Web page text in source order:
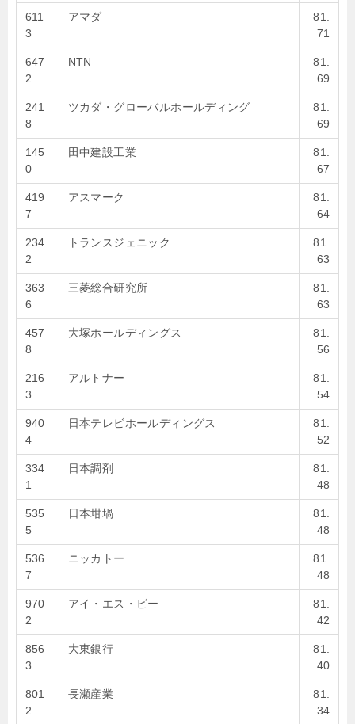
611
3
アマダ
81.
71
647
2
NTN
81.
69
241
8
ツカダ・グローバルホールディング
81.
69
145
0
田中建設工業
81.
67
419
7
アスマーク
81.
64
234
2
トランスジェニック
81.
63
363
6
三菱総合研究所
81.
63
457
8
大塚ホールディングス
81.
56
216
3
アルトナー
81.
54
940
4
日本テレビホールディングス
81.
52
334
1
日本調剤
81.
48
535
5
日本坩堝
81.
48
536
7
ニッカトー
81.
48
970
2
アイ・エス・ビー
81.
42
856
3
大東銀行
81.
40
801
2
長瀬産業
81.
34